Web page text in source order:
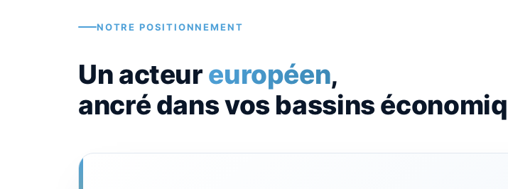
NOTRE POSITIONNEMENT
Un acteur européen,
ancré dans vos bassins